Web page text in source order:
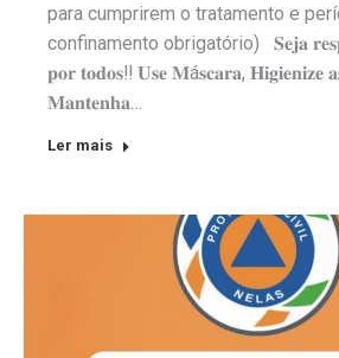
para cumprirem o tratamento e
confinamento obrigatório) 𝐒𝐞𝐣𝐚
𝐩𝐨𝐫 𝐭𝐨𝐝𝐨𝐬‼️ 𝐔𝐬𝐞 𝐌á𝐬𝐜𝐚𝐫𝐚, 𝐇𝐢𝐠𝐢𝐞𝐧𝐢𝐳𝐞
𝐌𝐚𝐧𝐭𝐞𝐧𝐡𝐚…
Ler mais